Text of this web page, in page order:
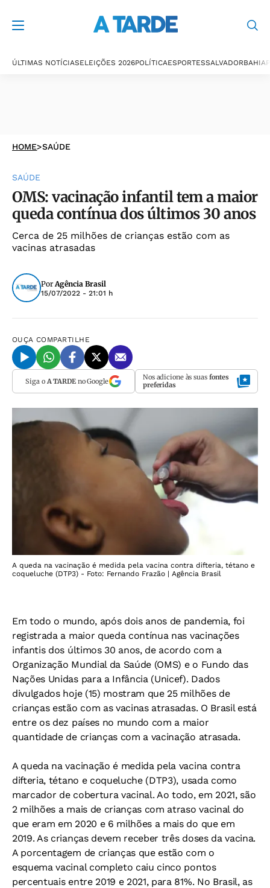
ÚLTIMAS NOTÍCIASELEIÇÕES 2026POLÍTICAESPORTESSALVADORBAHIA
HOME>SAÚDE
SAÚDE
OMS: vacinação infantil tem a maior
queda contínua dos últimos 30 anos
Cerca de 25 milhões de crianças estão com as
vacinas atrasadas
PorAgência Brasil
15/07/2022 - 21:01 h
OUÇA COMPARTILHE
Siga o A TARDEno Google Nos adicione às suas fontes
preferidas
A queda na vacinação é medida pela vacina contra difteria, tétano e
coqueluche (DTP3) - Foto: Fernando Frazão | Agência Brasil
Em todo o mundo, após dois anos de pandemia, foi
registrada a maior queda contínua nas vacinações
infantis dos últimos 30 anos, de acordo com a
Organização Mundial da Saúde (OMS) e o Fundo das
Nações Unidas para a Infância (Unicef). Dados
divulgados hoje (15) mostram que 25 milhões de
crianças estão com as vacinas atrasadas. O Brasil está
entre os dez países no mundo com a maior
quantidade de crianças com a vacinação atrasada.
A queda na vacinação é medida pela vacina contra
difteria, tétano e coqueluche (DTP3), usada como
marcador de cobertura vacinal. Ao todo, em 2021, são
2 milhões a mais de crianças com atraso vacinal do
que eram em 2020 e 6 milhões a mais do que em
2019. As crianças devem receber três doses da vacina.
A porcentagem de crianças que estão com o
esquema vacinal completo caiu cinco pontos
percentuais entre 2019 e 2021, para 81%. No Brasil, as